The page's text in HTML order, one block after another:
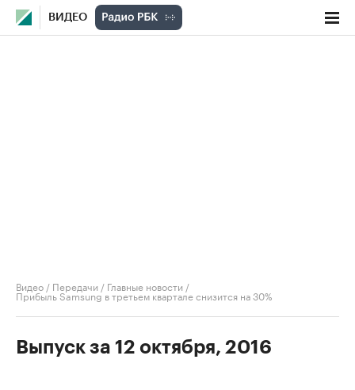
ВИДЕО
Видео / Передачи / Главные новости /
Прибыль Samsung в третьем квартале снизится на 30%
Выпуск за 12 октября, 2016